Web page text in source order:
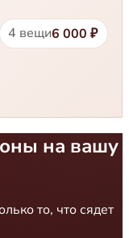
4 вещи6 000 ₽
на вашу
то, что сядет